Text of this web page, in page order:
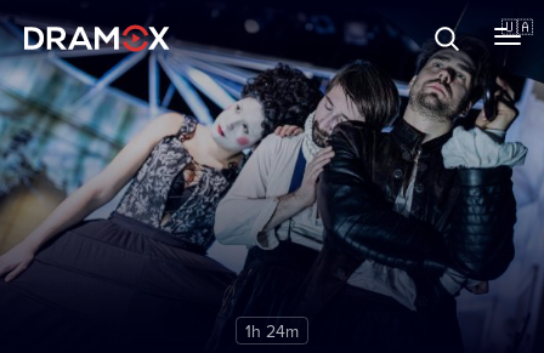
🇺🇦
Cертифікати
Зареєструватися
1h 24m